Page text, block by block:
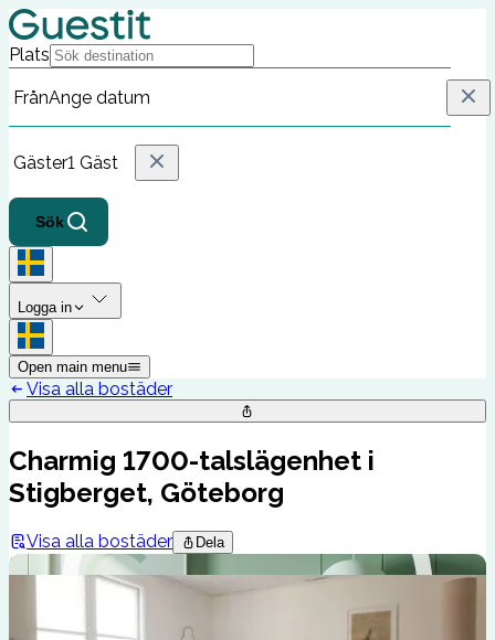
Plats
FrånAnge datum
Gäster1 Gäst
Sök
Logga in
Open main menu
Visa alla bostäder
Charmig 1700-talslägenhet i
Stigberget, Göteborg
Visa alla bostäder Dela